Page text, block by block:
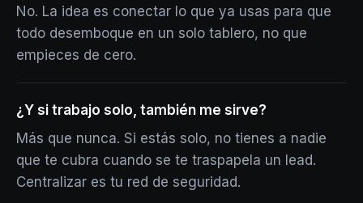
No. La idea es conectar lo que ya usas para que
todo desemboque en un solo tablero, no que
empieces de cero.
¿Y si trabajo solo, también me sirve?
Más que nunca. Si estás solo, no tienes a nadie
que te cubra cuando se te traspapela un lead.
Centralizar es tu red de seguridad.